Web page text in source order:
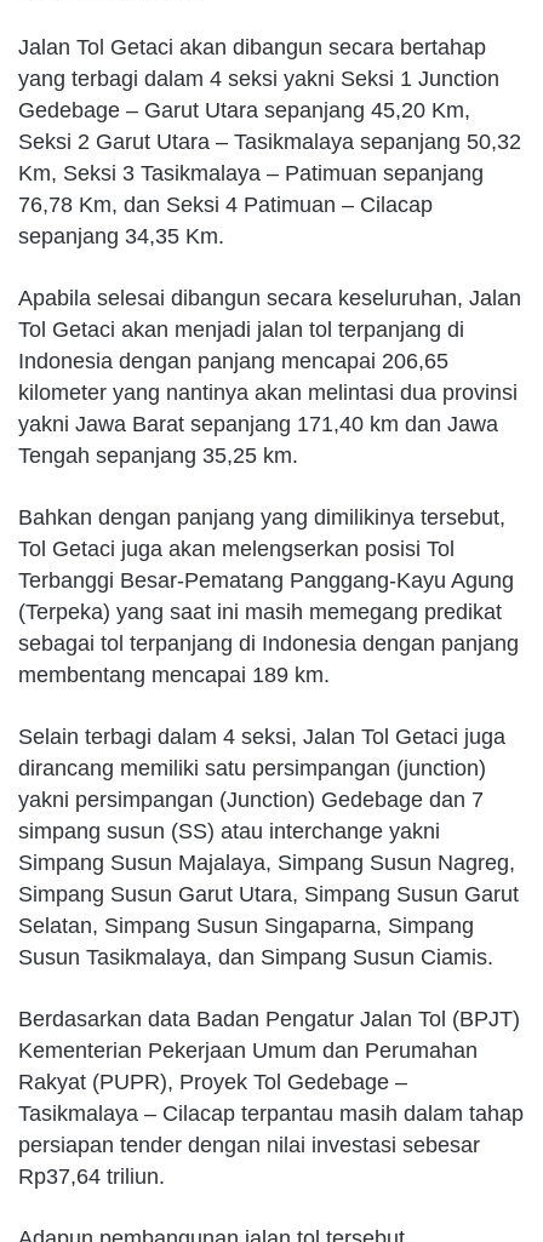
Jalan Tol Getaci akan dibangun secara bertahap
yang terbagi dalam 4 seksi yakni Seksi 1 Junction
Gedebage – Garut Utara sepanjang 45,20 Km,
Seksi 2 Garut Utara – Tasikmalaya sepanjang 50,32
Km, Seksi 3 Tasikmalaya – Patimuan sepanjang
76,78 Km, dan Seksi 4 Patimuan – Cilacap
sepanjang 34,35 Km.
Apabila selesai dibangun secara keseluruhan, Jalan
Tol Getaci akan menjadi jalan tol terpanjang di
Indonesia dengan panjang mencapai 206,65
kilometer yang nantinya akan melintasi dua provinsi
yakni Jawa Barat sepanjang 171,40 km dan Jawa
Tengah sepanjang 35,25 km.
Bahkan dengan panjang yang dimilikinya tersebut,
Tol Getaci juga akan melengserkan posisi Tol
Terbanggi Besar-Pematang Panggang-Kayu Agung
(Terpeka) yang saat ini masih memegang predikat
sebagai tol terpanjang di Indonesia dengan panjang
membentang mencapai 189 km.
Selain terbagi dalam 4 seksi, Jalan Tol Getaci juga
dirancang memiliki satu persimpangan (junction)
yakni persimpangan (Junction) Gedebage dan 7
simpang susun (SS) atau interchange yakni
Simpang Susun Majalaya, Simpang Susun Nagreg,
Simpang Susun Garut Utara, Simpang Susun Garut
Selatan, Simpang Susun Singaparna, Simpang
Susun Tasikmalaya, dan Simpang Susun Ciamis.
Berdasarkan data Badan Pengatur Jalan Tol (BPJT)
Kementerian Pekerjaan Umum dan Perumahan
Rakyat (PUPR), Proyek Tol Gedebage –
Tasikmalaya – Cilacap terpantau masih dalam tahap
persiapan tender dengan nilai investasi sebesar
Rp37,64 triliun.